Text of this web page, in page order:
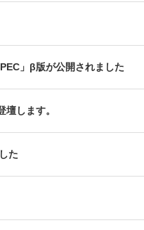
」β版が公開されました
します。
た